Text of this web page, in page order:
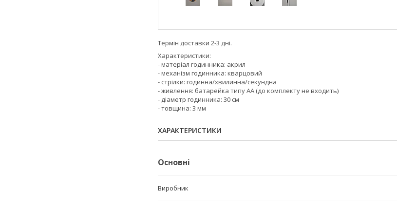
Термін доставки 2-3 дні.
Характеристики:
- матеріал годинника: акрил
- механізм годинника: кварцовий
- стрілки: годинна/хвилинна/секундна
- живлення: батарейка типу АА (до комплекту не входить)
- діаметр годинника: 30 см
- товщина: 3 мм
ХАРАКТЕРИСТИКИ
Основні
Виробник